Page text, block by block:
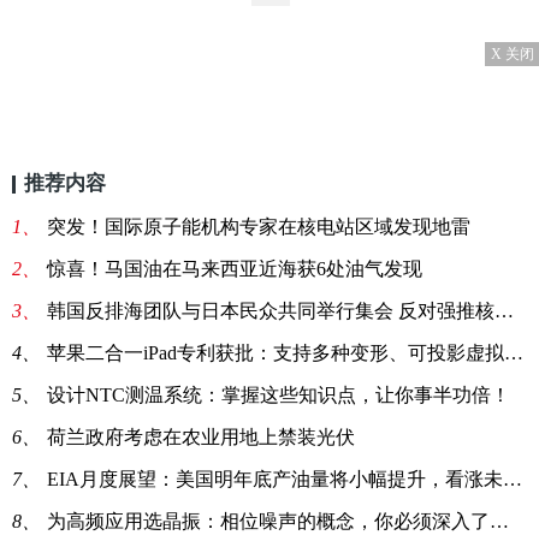
X 关闭
推荐内容
1、 突发！国际原子能机构专家在核电站区域发现地雷
2、 惊喜！马国油在马来西亚近海获6处油气发现
3、 韩国反排海团队与日本民众共同举行集会 反对强推核污染水排海
4、 苹果二合一iPad专利获批：支持多种变形、可投影虚拟键盘
5、 设计NTC测温系统：掌握这些知识点，让你事半功倍！
6、 荷兰政府考虑在农业用地上禁装光伏
7、 EIA月度展望：美国明年底产油量将小幅提升，看涨未来油价
8、 为高频应用选晶振：相位噪声的概念，你必须深入了解一下！